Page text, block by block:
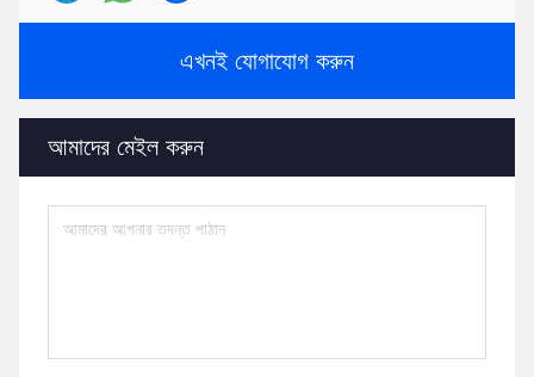
এখনই যোগাযোগ করুন
আমাদের মেইল ​​করুন